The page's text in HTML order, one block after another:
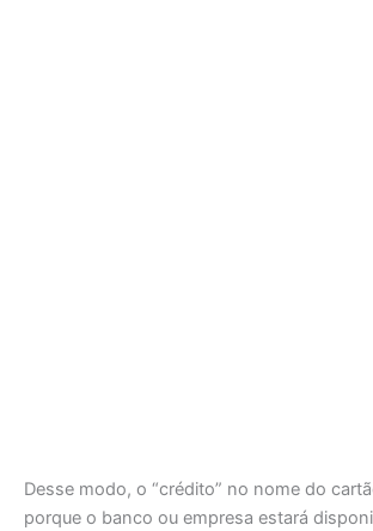
Desse modo, o “crédito” no nome do
porque o banco ou empresa estará